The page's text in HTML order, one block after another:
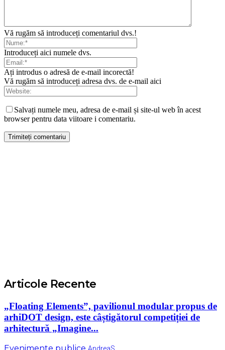
Vă rugăm să introduceți comentariul dvs.!
Introduceți aici numele dvs.
Ați introdus o adresă de e-mail incorectă!
Vă rugăm să introduceți adresa dvs. de e-mail aici
Salvați numele meu, adresa de e-mail și site-ul web în acest
browser pentru data viitoare i comentariu.
Articole Recente
„Floating Elements”, pavilionul modular propus de
arhiDOT design, este câștigătorul competiției de
arhitectură „Imagine...
Evenimente publice AndreaS